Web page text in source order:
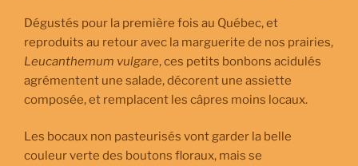
Dégustés pour la première fois au Québec, et
reproduits au retour avec la marguerite de nos prairies,
Leucanthemum vulgare, ces petits bonbons acidulés
agrémentent une salade, décorent une assiette
composée, et remplacent les câpres moins locaux.
Les bocaux non pasteurisés vont garder la belle
couleur verte des boutons floraux, mais se